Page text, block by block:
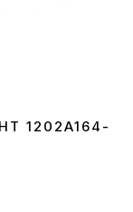
1202A164-